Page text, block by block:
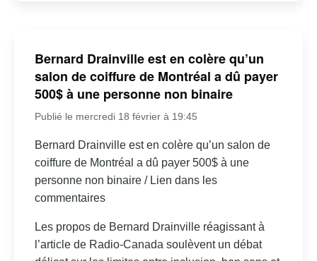
Bernard Drainville est en colère qu’un
salon de coiffure de Montréal a dû payer
500$ à une personne non binaire
Publié le mercredi 18 février à 19:45
Bernard Drainville est en colère qu’un salon de
coiffure de Montréal a dû payer 500$ à une
personne non binaire / Lien dans les
commentaires
Les propos de Bernard Drainville réagissant à
l’article de Radio-Canada soulèvent un débat